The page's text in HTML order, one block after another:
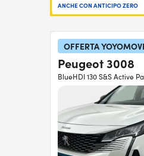
ANCHE CON ANTICIPO ZERO
OFFERTA
Peugeot 3008
BlueHDI 130 S&S Active